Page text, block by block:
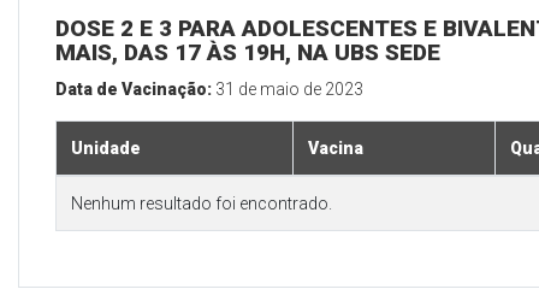
DOSE 2 E 3 PARA ADOLESCENTES E
MAIS, DAS 17 ÀS 19H, NA UBS SEDE
Data de Vacinação: 31 de maio de 2023
Unidade Vacina
Nenhum resultado foi encontrado.